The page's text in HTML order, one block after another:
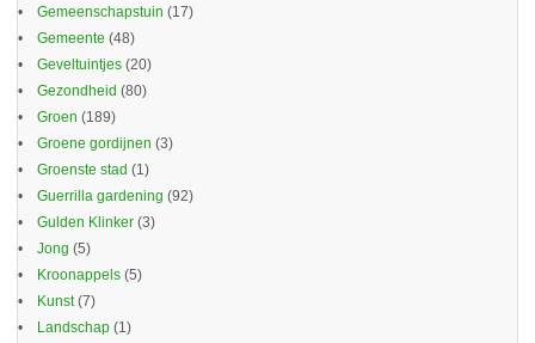
Gemeenschapstuin (17)
Gemeente (48)
Geveltuintjes (20)
Gezondheid (80)
Groen (189)
Groene gordijnen (3)
Groenste stad (1)
Guerrilla gardening (92)
Gulden Klinker (3)
Jong (5)
Kroonappels (5)
Kunst(7)
Landschap (1)